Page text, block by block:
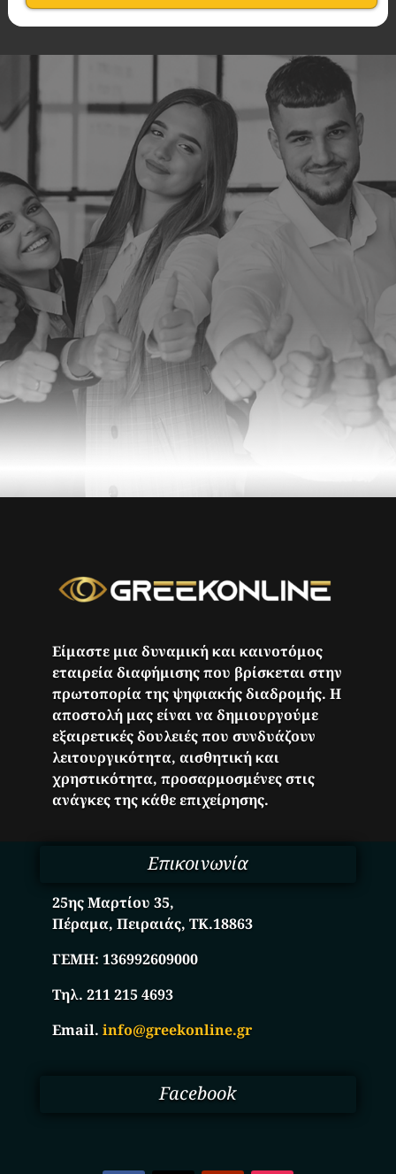
Είμαστε μια δυναμική και καινοτόμος
εταιρεία διαφήμισης που βρίσκεται στην
πρωτοπορία της ψηφιακής διαδρομής. Η
αποστολή μας είναι να δημιουργούμε
εξαιρετικές δουλειές που συνδυάζουν
λειτουργικότητα, αισθητική και
χρηστικότητα, προσαρμοσμένες στις
ανάγκες της κάθε επιχείρησης.
Επικοινωνία
25ης Μαρτίου 35,
Πέραμα, Πειραιάς, ΤΚ.18863
ΓΕΜΗ:136992609000
Τηλ. 211 215 4693
Email.info@greekonline.gr
Facebook